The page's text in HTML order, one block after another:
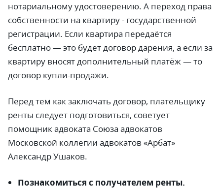
нотариальному удостоверению. А переход права
собственности на квартиру - государственной
регистрации. Если квартира передаётся
бесплатно—это будет договор дарения, а если за
квартиру вносят дополнительный платёж—то
договор купли-продажи.
Перед тем как заключать договор, плательщику
ренты следует подготовиться, советует
помощник адвоката Союза адвокатов
Московской коллегии адвокатов «Арбат»
Александр Ушаков.
Познакомиться с получателем ренты.